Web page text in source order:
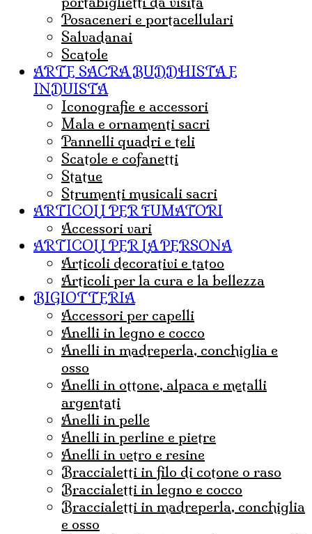
posaceneri e portacellulari
salvadanai
scatole
ARTE SACRA BUDDHISTA E
INDUISTA
iconografie e accessori
mala e ornamenti sacri
pannelli quadri e teli
Scatole e cofanetti
statue
strumenti musicali sacri
ARTICOLI PER FUMATORI
Accessori vari
ARTICOLI PER LA PERSONA
articoli decorativi e tatoo
articoli per la cura e la bellezza
BIGIOTTERIA
accessori per capelli
anelli in legno e cocco
anelli in madreperla, conchiglia e
osso
anelli in ottone, alpaca e metalli
argentati
anelli in pelle
anelli in perline e pietre
anelli in vetro e resine
braccialetti in filo di cotone o raso
braccialetti in legno e cocco
braccialetti in madreperla, conchiglia
e osso